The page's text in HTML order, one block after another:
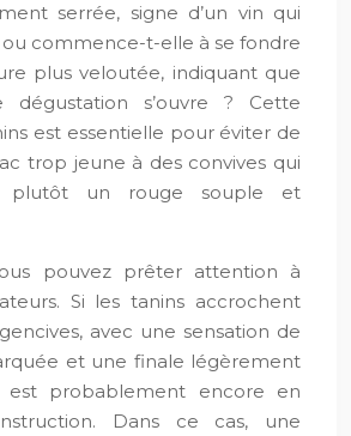
serrée, signe d’un vin qui
commence-t-elle à se fondre
plus veloutée, indiquant que
s’ouvre ? Cette
est essentielle pour éviter de
trop jeune à des convives qui
plutôt un rouge souple et
pouvez prêter attention à
Si les tanins accrochent
avec une sensation de
et une finale légèrement
est probablement encore en
Dans ce cas, une